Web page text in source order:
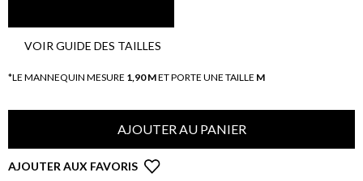
VOIR GUIDE DES TAILLES
*LE MANNEQUIN MESURE 1,90 MET PORTE UNE TAILLE M
AJOUTER AU PANIER
AJOUTER AUX FAVORIS